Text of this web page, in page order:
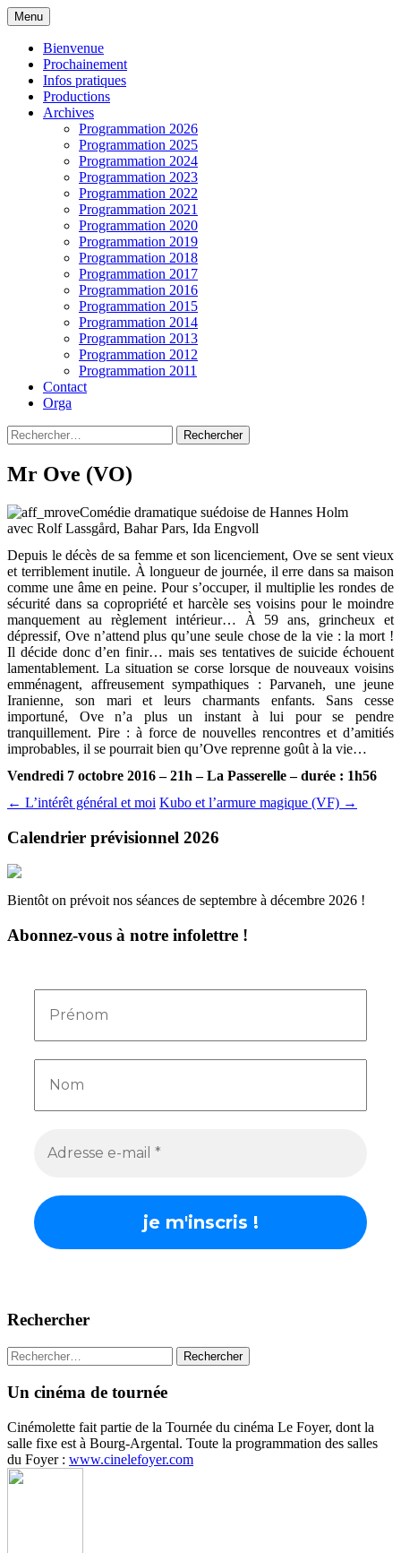
Aller
au
contenu
Cinémolette
Molette
Menu
Bienvenue
Prochainement
Infos pratiques
Productions
Archives
Programmation 2026
Programmation 2025
Programmation 2024
Programmation 2023
Programmation 2022
Programmation 2021
Programmation 2020
Programmation 2019
Programmation 2018
Programmation 2017
Programmation 2016
Programmation 2015
Programmation 2014
Programmation 2013
Programmation 2012
Programmation 2011
Contact
Orga
Rechercher :
Mr Ove (VO)
Comédie dramatique suédoise de Hannes Holm
avec Rolf Lassgård, Bahar Pars, Ida Engvoll
Depuis le décès de sa femme et son licenciement, Ove se sent vieux
et terriblement inutile. À longueur de journée, il erre dans sa maison
comme une âme en peine. Pour s’occuper, il multiplie les rondes de
sécurité dans sa copropriété et harcèle ses voisins pour le moindre
manquement au règlement intérieur… À 59 ans, grincheux et
dépressif, Ove n’attend plus qu’une seule chose de la vie : la mort !
Il décide donc d’en finir… mais ses tentatives de suicide échouent
lamentablement. La situation se corse lorsque de nouveaux voisins
emménagent, affreusement sympathiques : Parvaneh, une jeune
Iranienne, son mari et leurs charmants enfants. Sans cesse
importuné, Ove n’a plus un instant à lui pour se pendre
tranquillement. Pire : à force de nouvelles rencontres et d’amitiés
improbables, il se pourrait bien qu’Ove reprenne goût à la vie…
Vendredi 7 octobre 2016 – 21h – La Passerelle – durée : 1h56
Navigation
des
← L’intérêt général et moi Kubo et l’armure magique (VF) →
Calendrier prévisionnel 2026
Bientôt on prévoit nos séances de septembre à décembre 2026 !
Abonnez-vous à notre infolettre !
Rechercher
Rechercher :
Un cinéma de tournée
Cinémolette fait partie de la Tournée du cinéma Le Foyer, dont la
salle fixe est à Bourg-Argental. Toute la programmation des salles
du Foyer : www.cinelefoyer.com